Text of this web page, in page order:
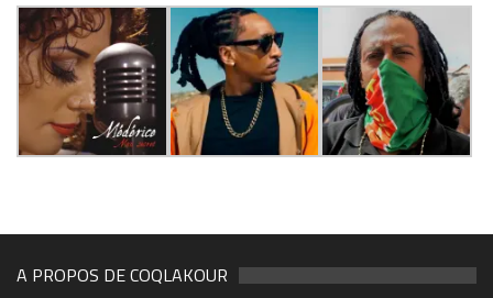
A PROPOS DE COQLAKOUR